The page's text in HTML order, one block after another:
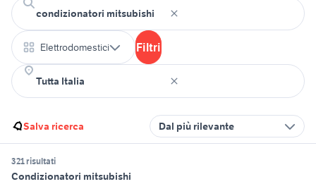
Elettrodomestici Filtri
Salva ricerca Dal più rilevante
321 risultati
Condizionatori mitsubishi